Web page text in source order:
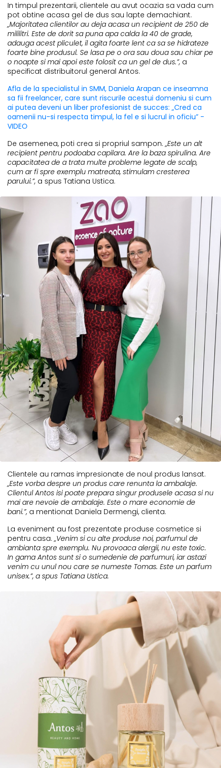
In timpul prezentarii, clientele au avut ocazia sa vada cum
pot obtine acasa gel de dus sau lapte demachiant.
„Majoritatea clientilor au deja acasa un recipient de 250 de
mililitri. Este de dorit sa puna apa calda la 40 de grade,
adauga acest pliculet, il agita foarte lent ca sa se hidrateze
foarte bine produsul. Se lasa pe o ora sau doua sau chiar pe
o noapte si mai apoi este folosit ca un gel de dus.”, a
specificat distribuitorul general Antos.
Afla de la specialistul in SMM, Daniela Arapan ce inseamna
sa fii freelancer, care sunt riscurile acestui domeniu si cum
ai putea deveni un liber profesionist de succes: „Cred ca
oamenii nu-si respecta timpul, la fel e si lucrul in oficiu” -
VIDEO
De asemenea, poti crea si propriul sampon. „Este un alt
recipient pentru podoaba capilara. Are la baza spirulina. Are
capacitatea de a trata multe probleme legate de scalp,
cum ar fi spre exemplu matreata, stimulam cresterea
parului.”, a spus Tatiana Ustica.
Clientele au ramas impresionate de noul produs lansat.
„Este vorba despre un produs care renunta la ambalaje.
Clientul Antos isi poate prepara singur produsele acasa si nu
mai are nevoie de ambalaje. Este o mare economie de
bani.”, a mentionat Daniela Dermengi, clienta.
La eveniment au fost prezentate produse cosmetice si
pentru casa.„Venim si cu alte produse noi, parfumul de
ambianta spre exemplu. Nu provoaca alergii, nu este toxic.
In gama Antos sunt si o sumedenie de parfumuri, iar astazi
venim cu unul nou care se numeste Tomas. Este un parfum
unisex.”, a spus Tatiana Ustica.